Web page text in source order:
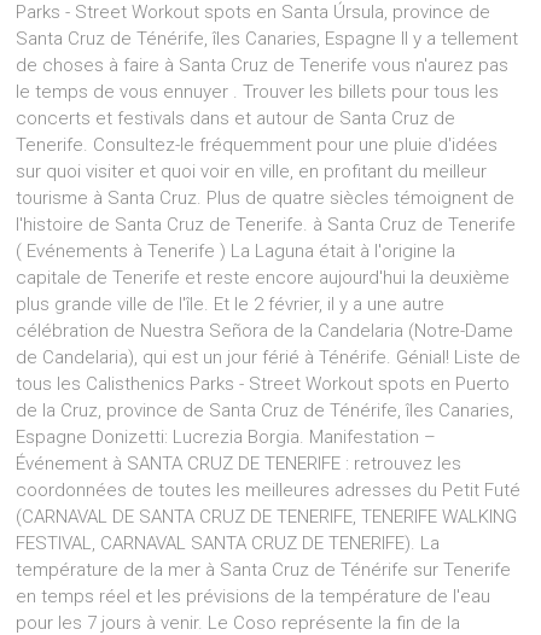
Parks - Street Workout spots en Santa Úrsula, province de
Santa Cruz de Ténérife, îles Canaries, Espagne Il y a tellement
de choses à faire à Santa Cruz de Tenerife vous n'aurez pas
le temps de vous ennuyer . Trouver les billets pour tous les
concerts et festivals dans et autour de Santa Cruz de
Tenerife. Consultez-le fréquemment pour une pluie d'idées
sur quoi visiter et quoi voir en ville, en profitant du meilleur
tourisme à Santa Cruz. Plus de quatre siècles témoignent de
l'histoire de Santa Cruz de Tenerife. à Santa Cruz de Tenerife
( Evénements à Tenerife ) La Laguna était à l'origine la
capitale de Tenerife et reste encore aujourd'hui la deuxième
plus grande ville de l'île. Et le 2 février, il y a une autre
célébration de Nuestra Señora de la Candelaria (Notre-Dame
de Candelaria), qui est un jour férié à Ténérife. Génial! Liste de
tous les Calisthenics Parks - Street Workout spots en Puerto
de la Cruz, province de Santa Cruz de Ténérife, îles Canaries,
Espagne Donizetti: Lucrezia Borgia. Manifestation –
Événement à SANTA CRUZ DE TENERIFE : retrouvez les
coordonnées de toutes les meilleures adresses du Petit Futé
(CARNAVAL DE SANTA CRUZ DE TENERIFE, TENERIFE WALKING
FESTIVAL, CARNAVAL SANTA CRUZ DE TENERIFE). La
température de la mer à Santa Cruz de Ténérife sur Tenerife
en temps réel et les prévisions de la température de l'eau
pour les 7 jours à venir. Le Coso représente la fin de la